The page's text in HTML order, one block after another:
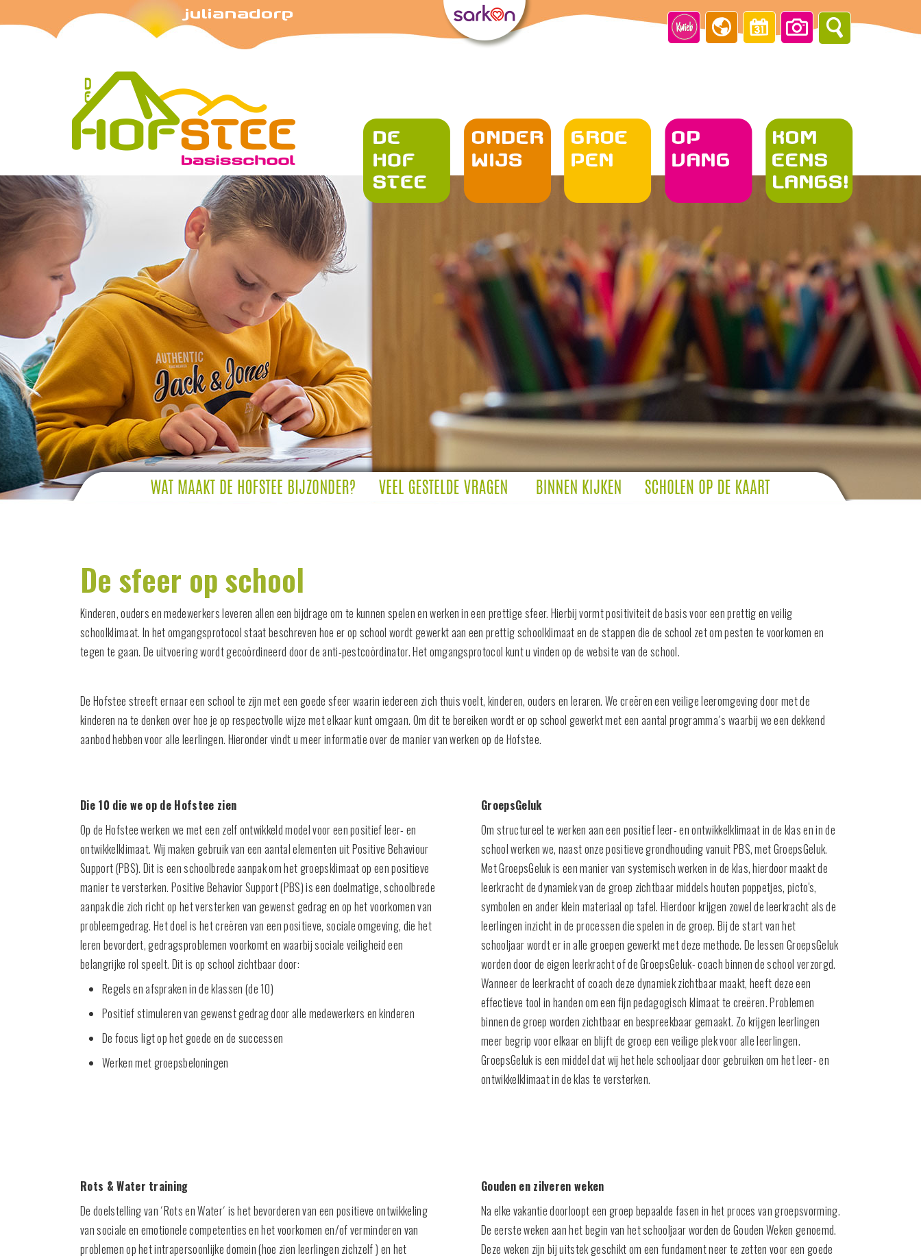
De sfeer op school
Kinderen, ouders en medewerkers leveren allen een bijdrage om te kunnen spelen en werken in een prettige sfeer. Hierbij vormt positiviteit de basis voor een prettig en veilig
schoolklimaat. In het omgangsprotocol staat beschreven hoe er op school wordt gewerkt aan een prettig schoolklimaat en de stappen die de school zet om pesten te voorkomen en
tegen te gaan. De uitvoering wordt gecoördineerd door de anti-pestcoördinator. Het omgangsprotocol kunt u vinden op de website van de school.
De Hofstee streeft ernaar een school te zijn met een goede sfeer waarin iedereen zich thuis voelt, kinderen, ouders en leraren. We creëren een veilige leeromgeving door met de
kinderen na te denken over hoe je op respectvolle wijze met elkaar kunt omgaan. Om dit te bereiken wordt er op school gewerkt met een aantal programma´s waarbij we een dekkend
aanbod hebben voor alle leerlingen. Hieronder vindt u meer informatie over de manier van werken op de Hofstee.
Die 10 die we op de Hofstee zien
Op de Hofstee werken we met een zelf ontwikkeld model voor een positief leer- en
ontwikkelklimaat. Wij maken gebruik van een aantal elementen uit Positive Behaviour
Support (PBS). Dit is een schoolbrede aanpak om het groepsklimaat op een positieve
manier te versterken. Positive Behavior Support (PBS) is een doelmatige, schoolbrede
aanpak die zich richt op het versterken van gewenst gedrag en op het voorkomen van
probleemgedrag. Het doel is het creëren van een positieve, sociale omgeving, die het
leren bevordert, gedragsproblemen voorkomt en waarbij sociale veiligheid een
belangrijke rol speelt. Dit is op school zichtbaar door:
Regels en afspraken in de klassen (de 10)
Positief stimuleren van gewenst gedrag door alle medewerkers en kinderen
De focus ligt op het goede en de successen
Werken met groepsbeloningen
GroepsGeluk
Om structureel te werken aan een positief leer- en ontwikkelklimaat in de klas en in de
school werken we, naast onze positieve grondhouding vanuit PBS, met GroepsGeluk.
Met GroepsGeluk is een manier van systemisch werken in de klas, hierdoor maakt de
leerkracht de dynamiek van de groep zichtbaar middels houten poppetjes, picto's,
symbolen en ander klein materiaal op tafel. Hierdoor krijgen zowel de leerkracht als de
leerlingen inzicht in de processen die spelen in de groep. Bij de start van het
schooljaar wordt er in alle groepen gewerkt met deze methode. De lessen GroepsGeluk
worden door de eigen leerkracht of de GroepsGeluk- coach binnen de school verzorgd.
Wanneer de leerkracht of coach deze dynamiek zichtbaar maakt, heeft deze een
effectieve tool in handen om een fijn pedagogisch klimaat te creëren. Problemen
binnen de groep worden zichtbaar en bespreekbaar gemaakt. Zo krijgen leerlingen
meer begrip voor elkaar en blijft de groep een veilige plek voor alle leerlingen.
GroepsGeluk is een middel dat wij het hele schooljaar door gebruiken om het leer- en
ontwikkelklimaat in de klas te versterken.
Rots & Water training
De doelstelling van ´Rots en Water´ is het bevorderen van een positieve ontwikkeling
van sociale en emotionele competenties en het voorkomen en/of verminderen van
problemen op het intrapersoonlijke domein (hoe zien leerlingen zichzelf ) en het
Gouden en zilveren weken
Na elke vakantie doorloopt een groep bepaalde fasen in het proces van groepsvorming.
De eerste weken aan het begin van het schooljaar worden de Gouden Weken genoemd.
Deze weken zijn bij uitstek geschikt om een fundament neer te zetten voor een goede